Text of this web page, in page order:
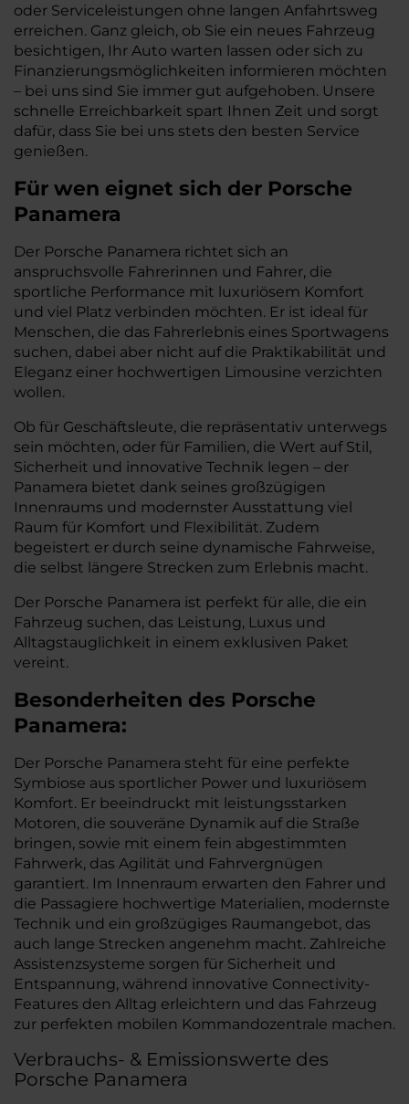
oder Serviceleistungen ohne langen Anfahrtsweg
erreichen. Ganz gleich, ob Sie ein neues Fahrzeug
besichtigen, Ihr Auto warten lassen oder sich zu
Finanzierungsmöglichkeiten informieren möchten
– bei uns sind Sie immer gut aufgehoben. Unsere
schnelle Erreichbarkeit spart Ihnen Zeit und sorgt
dafür, dass Sie bei uns stets den besten Service
genießen.
Für wen eignet sich der Porsche
Panamera
Der Porsche Panamera richtet sich an
anspruchsvolle Fahrerinnen und Fahrer, die
sportliche Performance mit luxuriösem Komfort
und viel Platz verbinden möchten. Er ist ideal für
Menschen, die das Fahrerlebnis eines Sportwagens
suchen, dabei aber nicht auf die Praktikabilität und
Eleganz einer hochwertigen Limousine verzichten
wollen.
Ob für Geschäftsleute, die repräsentativ unterwegs
sein möchten, oder für Familien, die Wert auf Stil,
Sicherheit und innovative Technik legen – der
Panamera bietet dank seines großzügigen
Innenraums und modernster Ausstattung viel
Raum für Komfort und Flexibilität. Zudem
begeistert er durch seine dynamische Fahrweise,
die selbst längere Strecken zum Erlebnis macht.
Der Porsche Panamera ist perfekt für alle, die ein
Fahrzeug suchen, das Leistung, Luxus und
Alltagstauglichkeit in einem exklusiven Paket
vereint.
Besonderheiten des Porsche
Panamera:
Der Porsche Panamera steht für eine perfekte
Symbiose aus sportlicher Power und luxuriösem
Komfort. Er beeindruckt mit leistungsstarken
Motoren, die souveräne Dynamik auf die Straße
bringen, sowie mit einem fein abgestimmten
Fahrwerk, das Agilität und Fahrvergnügen
garantiert. Im Innenraum erwarten den Fahrer und
die Passagiere hochwertige Materialien, modernste
Technik und ein großzügiges Raumangebot, das
auch lange Strecken angenehm macht. Zahlreiche
Assistenzsysteme sorgen für Sicherheit und
Entspannung, während innovative Connectivity-
Features den Alltag erleichtern und das Fahrzeug
zur perfekten mobilen Kommandozentrale machen.
Verbrauchs- & Emissionswerte des
Porsche Panamera